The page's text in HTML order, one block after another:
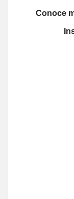
Conoce